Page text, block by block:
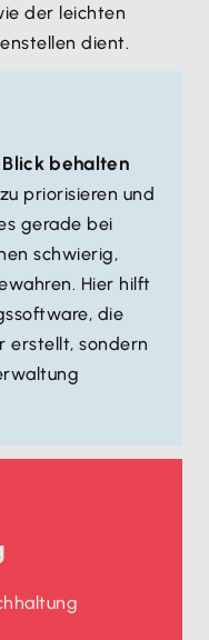
der leichten
dient.
behalten
priorisieren und
gerade bei
schwierig,
Hier hilft
die
erstellt, sondern